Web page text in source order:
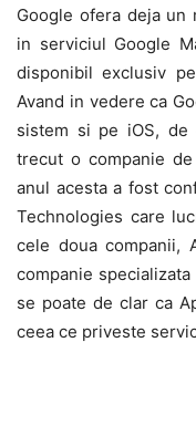
Google ofera deja
in serviciul Google
disponibil exclusiv
Avand in vedere ca
sistem si pe iOS, de
trecut o companie
anul acesta a fost
Technologies care
cele doua companii,
companie
se poate de clar ca
ceea ce priveste